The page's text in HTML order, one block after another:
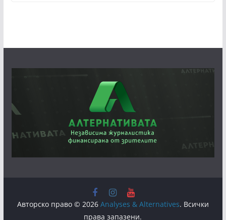
Авторско право © 2026 Analyses & Alternatives. Всички
права запазени.